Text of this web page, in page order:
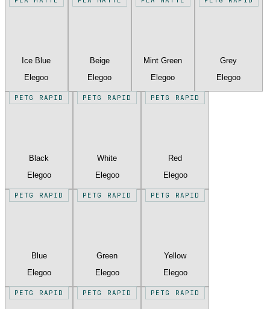
Ice Blue
Elegoo
Beige
Elegoo
Mint Green
Elegoo
Grey
Elegoo
PETG RAPID
Black
Elegoo
PETG RAPID
White
Elegoo
PETG RAPID
Red
Elegoo
PETG RAPID
Blue
Elegoo
PETG RAPID
Green
Elegoo
PETG RAPID
Yellow
Elegoo
PETG RAPID PETG RAPID PETG RAPID